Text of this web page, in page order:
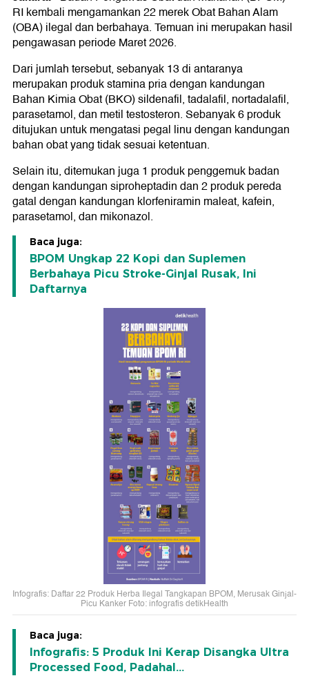
RI kembali mengamankan 22 merek Obat Bahan Alam
(OBA) ilegal dan berbahaya. Temuan ini merupakan hasil
pengawasan periode Maret 2026.
Dari jumlah tersebut, sebanyak 13 di antaranya
merupakan produk stamina pria dengan kandungan
Bahan Kimia Obat (BKO) sildenafil, tadalafil, nortadalafil,
parasetamol, dan metil testosteron. Sebanyak 6 produk
ditujukan untuk mengatasi pegal linu dengan kandungan
bahan obat yang tidak sesuai ketentuan.
Selain itu, ditemukan juga 1 produk penggemuk badan
dengan kandungan siproheptadin dan 2 produk pereda
gatal dengan kandungan klorfeniramin maleat, kafein,
parasetamol, dan mikonazol.
Baca juga:
BPOM Ungkap 22 Kopi dan Suplemen
Berbahaya Picu Stroke-Ginjal Rusak, Ini
Daftarnya
Infografis: Daftar 22 Produk Herba Ilegal Tangkapan BPOM, Merusak Ginjal-
Picu Kanker Foto: infografis detikHealth
Baca juga:
Infografis: 5 Produk Ini Kerap Disangka Ultra
Processed Food, Padahal...